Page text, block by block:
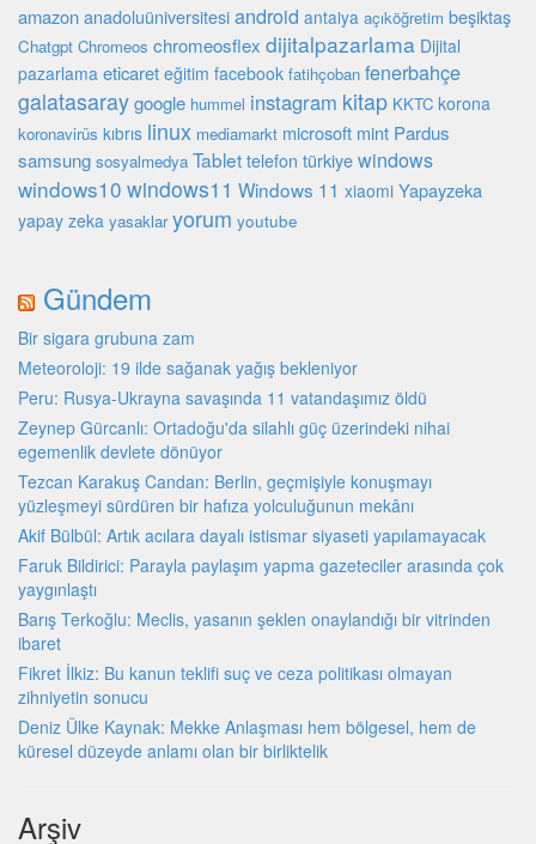
amazon anadoluüniversitesi android antalya açıköğretim beşiktaş
Chatgpt Chromeos chromeosflex dijitalpazarlama Dijital
pazarlama eticaret eğitim facebook fatihçoban fenerbahçe
galatasaraygoogle hummel instagram kitap KKTC korona
koronavirüs kıbrıs linux mediamarkt microsoft mint Pardus
samsung sosyalmedya Tablet telefon türkiyewindows
windows10 windows11 Windows 11 xiaomi Yapayzeka
yapay zeka yasaklar yorum youtube
Gündem
Bir sigara grubuna zam
Meteoroloji: 19 ilde sağanak yağış bekleniyor
Peru: Rusya-Ukrayna savaşında 11 vatandaşımız öldü
Zeynep Gürcanlı: Ortadoğu'da silahlı güç üzerindeki nihai
egemenlik devlete dönüyor
Tezcan Karakuş Candan: Berlin, geçmişiyle konuşmayı
yüzleşmeyi sürdüren bir hafıza yolculuğunun mekânı
Akif Bülbül: Artık acılara dayalı istismar siyaseti yapılamayacak
Faruk Bildirici: Parayla paylaşım yapma gazeteciler arasında çok
yaygınlaştı
Barış Terkoğlu: Meclis, yasanın şeklen onaylandığı bir vitrinden
ibaret
Fikret İlkiz: Bu kanun teklifi suç ve ceza politikası olmayan
zihniyetin sonucu
Deniz Ülke Kaynak: Mekke Anlaşması hem bölgesel, hem de
küresel düzeyde an­lamı olan bir birliktelik
Arşiv